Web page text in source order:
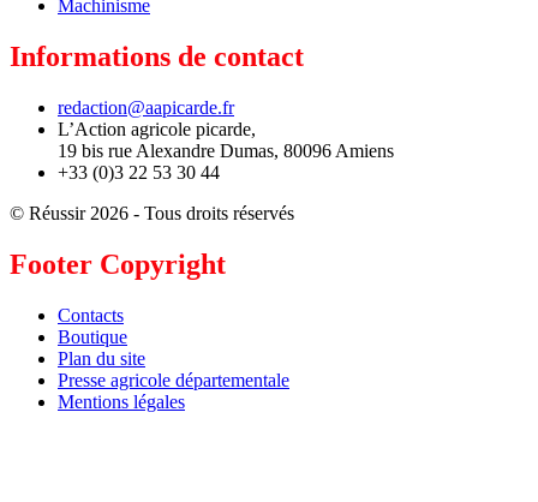
Machinisme
Informations de contact
redaction@aapicarde.fr
L’Action agricole picarde,
19 bis rue Alexandre Dumas, 80096 Amiens
+33 (0)3 22 53 30 44
© Réussir 2026 - Tous droits réservés
Footer Copyright
Contacts
Boutique
Plan du site
Presse agricole départementale
Mentions légales